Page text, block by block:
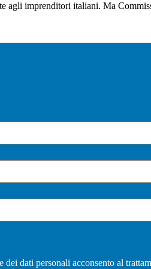
agli imprenditori italiani. Ma
dati personali acconsento al